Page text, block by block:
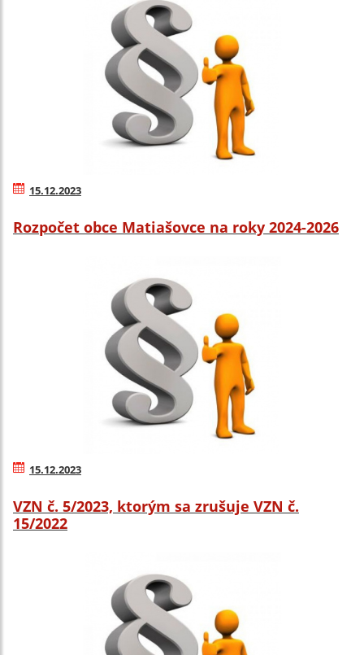
15.12.2023
Rozpočet obce Matiašovce na roky 2024-2026
15.12.2023
VZN č. 5/2023, ktorým sa zrušuje VZN č.
15/2022